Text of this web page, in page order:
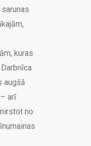
kuras
augšā
arī
no